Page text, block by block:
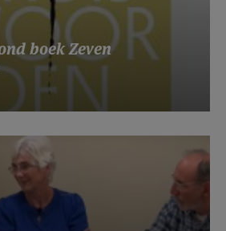
boek Zeven